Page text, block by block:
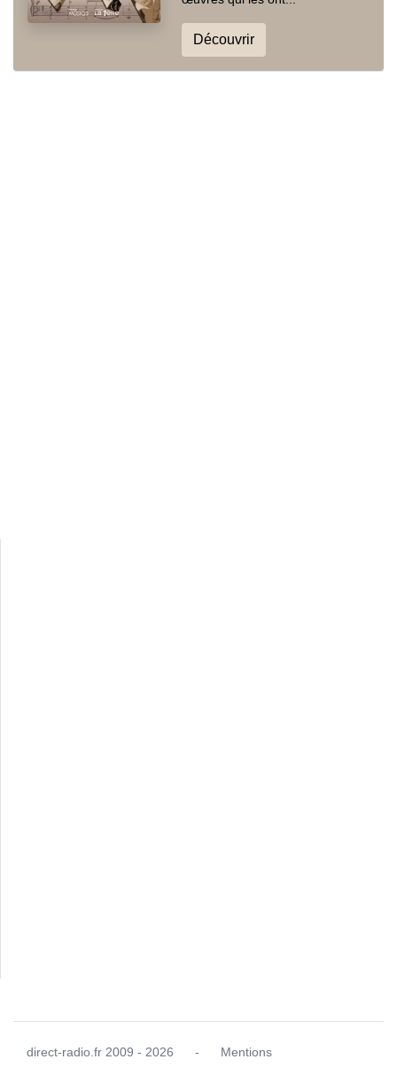
Découvrir
direct-radio.fr 2009 - 2026 - Mentions